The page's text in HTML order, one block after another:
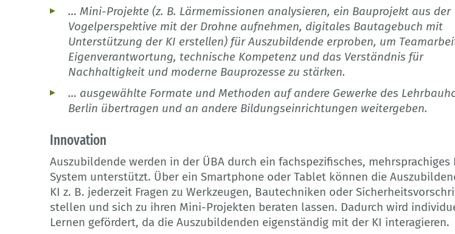
… Mini-Projekte (z. B. Lärmemissionen analysieren, ein Bauprojekt aus der
Vogelperspektive mit der Drohne aufnehmen, digitales Bautagebuch mit
Unterstützung der KI erstellen) für Auszubildende erproben, um
Eigenverantwortung, technische Kompetenz und das Verständnis für
Nachhaltigkeit und moderne Bauprozesse zu stärken.
… ausgewählte Formate und Methoden auf andere Gewerke des
Berlin übertragen und an andere Bildungseinrichtungen weitergeben.
Innovation
Auszubildende werden in der ÜBA durch ein fachspezifisches, mehrsprachiges
System unterstützt. Über ein Smartphone oder Tablet können die
KI z. B. jederzeit Fragen zu Werkzeugen, Bautechniken oder
stellen und sich zu ihren Mini-Projekten beraten lassen. Dadurch wird
Lernen gefördert, da die Auszubildenden eigenständig mit der KI interagieren.